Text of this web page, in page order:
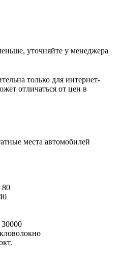
уточняйте у менеджера
только для интернет-
отличаться от цен в
места автомобилей
80